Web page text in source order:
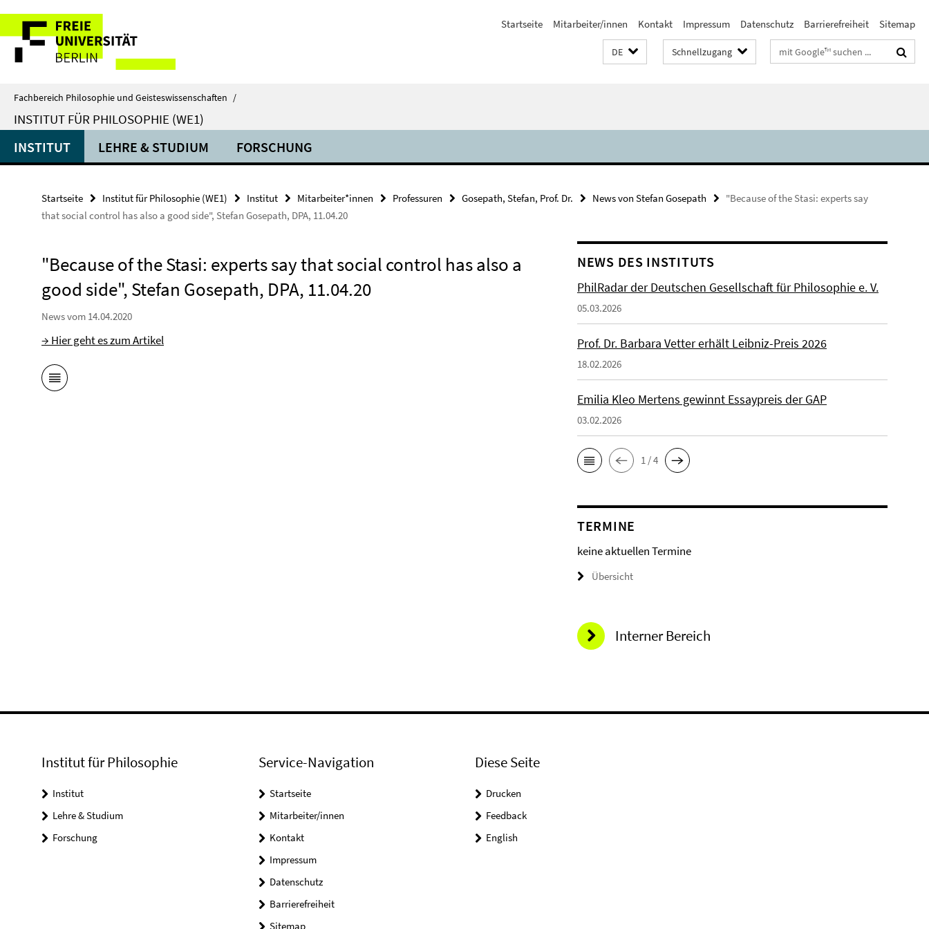
direkt
Inhalt
Service-
Navigation
Startseite Mitarbeiter/innen Kontakt Impressum Datenschutz Barrierefreiheit Sitemap
DE Schnellzugang Suchbegriffe
Fachbereich Philosophie und Geisteswissenschaften /
INSTITUT FÜR PHILOSOPHIE (WE1)
INSTITUT LEHRE & STUDIUM FORSCHUNG
Startseite Institut für Philosophie (WE1) Institut Mitarbeiter*innen Professuren Gosepath, Stefan, Prof. Dr. News von Stefan Gosepath
"Because of the Stasi: experts say
that social control has also a good side", Stefan Gosepath, DPA, 11.04.20
"Because of the Stasi: experts say that social control has also a
good side", Stefan Gosepath, DPA, 11.04.20
News vom 14.04.2020
→ Hier geht es zum Artikel
NEWS DES INSTITUTS
PhilRadar der Deutschen Gesellschaft für Philosophie e. V.
05.03.2026
Prof. Dr. Barbara Vetter erhält Leibniz-Preis 2026
18.02.2026
Emilia Kleo Mertens gewinnt Essaypreis der GAP
03.02.2026
1 / 4
TERMINE
keine aktuellen Termine
Übersicht
Interner Bereich
Institut für Philosophie
Institut
Lehre & Studium
Forschung
Service-Navigation
Startseite
Mitarbeiter/innen
Kontakt
Impressum
Datenschutz
Barrierefreiheit
Sitemap
Diese Seite
Drucken
Feedback
English